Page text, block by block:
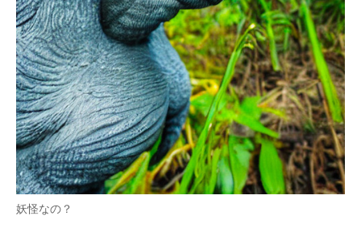
妖怪なの？